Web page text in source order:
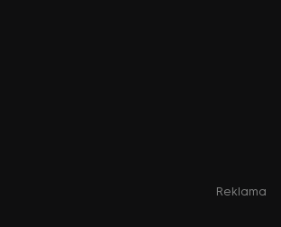
Reklama